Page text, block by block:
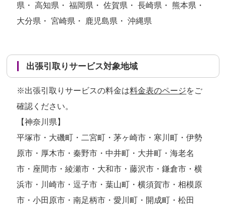
県・ 高知県・ 福岡県・ 佐賀県・ 長崎県・ 熊本県・
大分県・ 宮崎県・ 鹿児島県・ 沖縄県
出張引取りサービス対象地域
※出張引取りサービスの料金は料金表のページをご
確認ください。
【神奈川県】
平塚市・大磯町・二宮町・茅ヶ崎市・寒川町・伊勢
原市・厚木市・秦野市・中井町・大井町・海老名
市・座間市・綾瀬市・大和市・藤沢市・鎌倉市・横
浜市・川崎市・逗子市・葉山町・横須賀市・相模原
市・小田原市・南足柄市・愛川町・開成町・松田